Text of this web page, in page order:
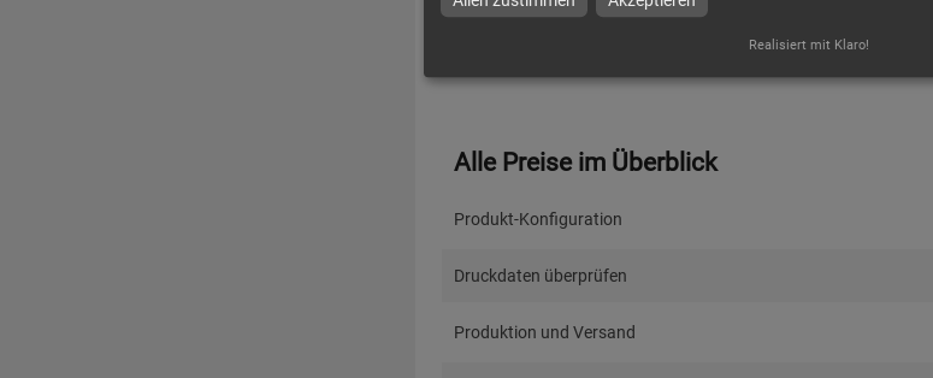
Alle Preise im Überblick
Produkt-Konfiguration
Druckdaten überprüfen
Produktion und Versand
Realisiert mit Klaro!